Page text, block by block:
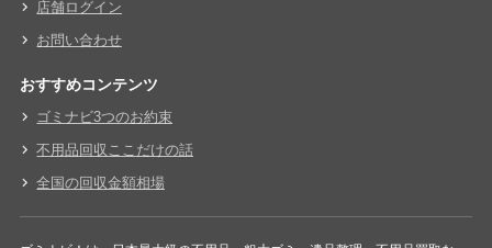
店舗ログイン
お問い合わせ
おすすめコンテンツ
ゴミナビ3つのお約束
不用品回収ここだけの話
全国の回収金額相場